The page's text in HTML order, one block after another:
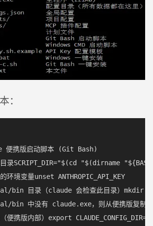
：
便携版启动脚本 (Git Bash)
目录SCRIPT_DIR="$(cd "$(dirname
环境变量unset ANTHROPIC_API_KEY
bin 目录（claude 会检查此目录）
bin 中没有 claude.exe，则从便携版
便携版内部）export